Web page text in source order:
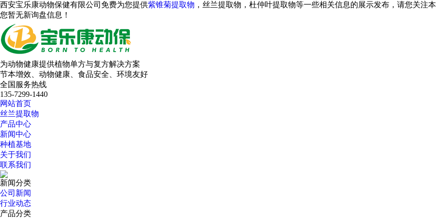
西安宝乐康动物保健有限公司免费为您提供紫锥菊提取物 ，丝兰提取物，杜仲叶提取物等一些相关信息的展示发布，请您关注
您暂无新询盘信息！
为动物健康提供植物单方与复方解决方案
节本增效、动物健康、食品安全、环境友好
全国服务热线
135-7299-1440
网站首页
丝兰提取物
产品中心
新闻中心
种植基地
关于我们
联系我们
新闻分类
公司新闻
行业动态
产品分类